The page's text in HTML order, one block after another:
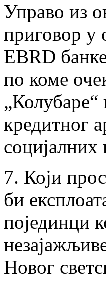
Управо из
приговор у
EBRD
по коме
кредитног
7. Који
би
појединци
Новог